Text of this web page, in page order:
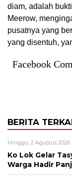
diam, adalah
Meerow,
pusatnya yang
yang disentuh,
Facebook
BERITA
Minggu, 2 Agustus 2026
Ko Lok Gelar
Warga Hadir